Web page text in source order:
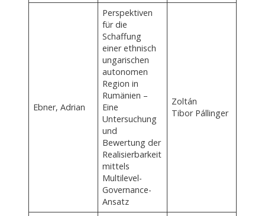
Ebner, Adrian
Perspektiven
für die
Schaffung
einer ethnisch
ungarischen
autonomen
Region in
Rumänien –
Eine
Untersuchung
und
Bewertung der
Realisierbarkeit
mittels
Multilevel-
Governance-
Ansatz
Zoltán
Tibor Pállinger